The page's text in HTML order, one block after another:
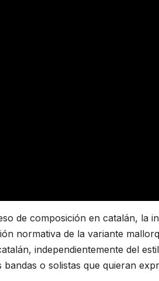
de composición en catalán, la
normativa de la variante
independientemente del
o solistas que quieran